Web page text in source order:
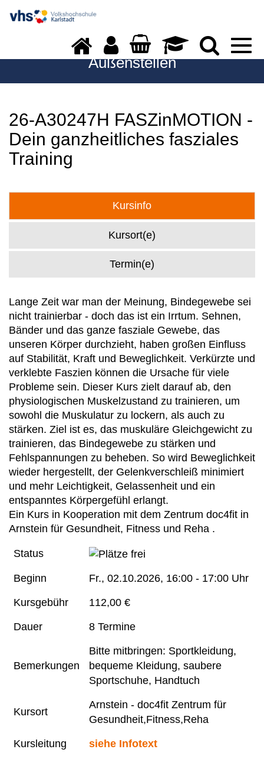
Außenstellen
26-A30247H FASZinMOTION -
Dein ganzheitliches fasziales
Training
Kursinfo
Kursort(e)
Termin(e)
Lange Zeit war man der Meinung, Bindegewebe sei
nicht trainierbar - doch das ist ein Irrtum. Sehnen,
Bänder und das ganze fasziale Gewebe, das
unseren Körper durchzieht, haben großen Einfluss
auf Stabilität, Kraft und Beweglichkeit. Verkürzte und
verklebte Faszien können die Ursache für viele
Probleme sein. Dieser Kurs zielt darauf ab, den
physiologischen Muskelzustand zu trainieren, um
sowohl die Muskulatur zu lockern, als auch zu
stärken. Ziel ist es, das muskuläre Gleichgewicht zu
trainieren, das Bindegewebe zu stärken und
Fehlspannungen zu beheben. So wird Beweglichkeit
wieder hergestellt, der Gelenkverschleiß minimiert
und mehr Leichtigkeit, Gelassenheit und ein
entspanntes Körpergefühl erlangt.
Ein Kurs in Kooperation mit dem Zentrum doc4fit in
Arnstein für Gesundheit, Fitness und Reha .
Status
Beginn Fr., 02.10.2026, 16:00 - 17:00 Uhr
Kursgebühr 112,00 €
Dauer 8 Termine
Bemerkungen
Bitte mitbringen: Sportkleidung,
bequeme Kleidung, saubere
Sportschuhe, Handtuch
Kursort
Arnstein - doc4fit Zentrum für
Gesundheit,Fitness,Reha
Kursleitung siehe Infotext